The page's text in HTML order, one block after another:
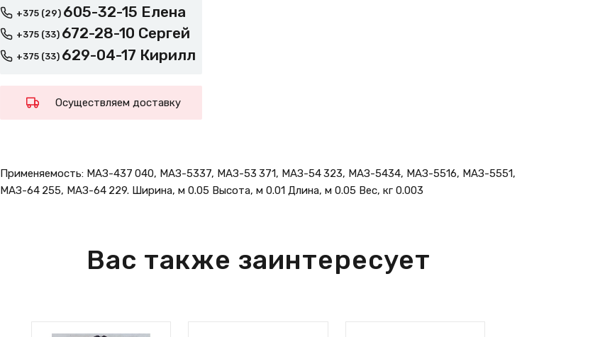
+375 (29) 605-32-15 Елена
+375 (33) 672-28-10 Сергей
+375 (33) 629-04-17 Кирилл
Осуществляем доставку
Применяемость: МАЗ-437 040, МАЗ-5337, МАЗ-53 371, МАЗ-54 323, МАЗ-5434, МАЗ-5516, МАЗ-5551,
МАЗ-64 255, МАЗ-64 229. Ширина, м 0.05 Высота, м 0.01 Длина, м 0.05 Вес, кг 0.003
Вас также заинтересует